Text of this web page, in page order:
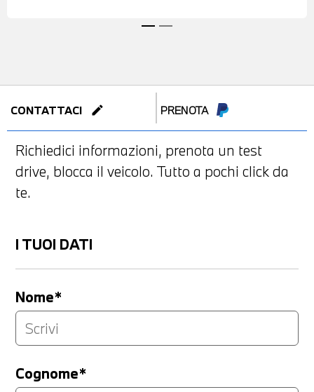
CONTATTACI edit PRENOTA
Richiedici informazioni, prenota un test
drive, blocca il veicolo. Tutto a pochi click da
te.
I TUOI DATI
Nome*
Cognome*